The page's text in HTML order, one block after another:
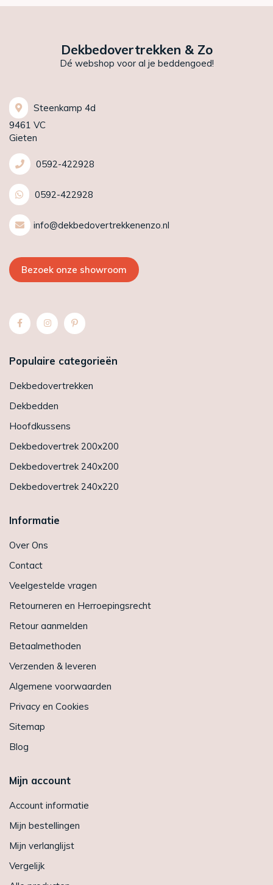
Dekbedovertrekken & Zo
Dé webshop voor al je beddengoed!
Steenkamp 4d
9461 VC
Gieten
0592-422928
0592-422928
info@dekbedovertrekkenenzo.nl
Bezoek onze showroom
Populaire categorieën
Dekbedovertrekken
Dekbedden
Hoofdkussens
Dekbedovertrek 200x200
Dekbedovertrek 240x200
Dekbedovertrek 240x220
Informatie
Over Ons
Contact
Veelgestelde vragen
Retourneren en Herroepingsrecht
Retour aanmelden
Betaalmethoden
Verzenden & leveren
Algemene voorwaarden
Privacy en Cookies
Sitemap
Blog
Mijn account
Account informatie
Mijn bestellingen
Mijn verlanglijst
Vergelijk